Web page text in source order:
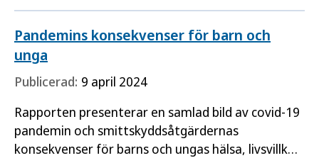
drygt 4 000…
Pandemins konsekvenser för barn och
unga
Publicerad: 9 april 2024
Rapporten presenterar en samlad bild av covid-19
pandemin och smittskyddsåtgärdernas
konsekvenser för barns och ungas hälsa, livsvillkor